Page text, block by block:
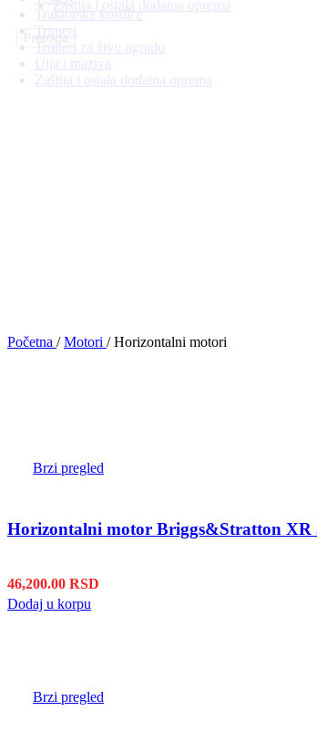
Zaštita i ostala dodatna oprema
Pretraga
Traktorske kosilice
Trimeri
Trimeri za živu ogradu
Ulja i maziva
Zaštita i ostala dodatna oprema
Početna / Motori / Horizontalni motori
Brzi pregled
Horizontalni motor Briggs&Stratton XR
46,200.00 RSD
Dodaj u korpu
Brzi pregled